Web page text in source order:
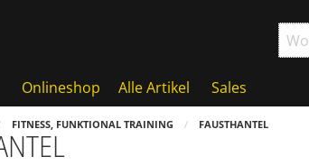
Onlineshop Alle Artikel
Sales
Badminton, Faustball
Basketball Systeme
FITNESS, FUNKTIONAL TRAINING FAUSTHANTEL